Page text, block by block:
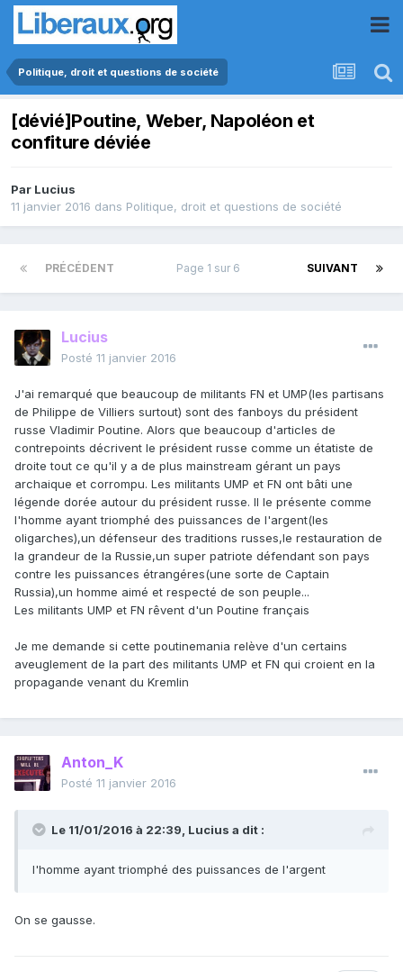
Politique, droit et questions de société
[dévié]Poutine, Weber, Napoléon et
confiture déviée
Par Lucius
11 janvier 2016 dans Politique, droit et questions de société
PRÉCÉDENT SUIVANT
Page 1 sur 6
Lucius
Posté 11 janvier 2016
J'ai remarqué que beaucoup de militants FN et UMP(les partisans
de Philippe de Villiers surtout) sont des fanboys du président
russe Vladimir Poutine. Alors que beaucoup d'articles de
contrepoints décrivent le président russe comme un étatiste de
droite tout ce qu'il y a de plus mainstream gérant un pays
archaique et corrompu. Les militants UMP et FN ont bâti une
légende dorée autour du président russe. Il le présente comme
l'homme ayant triomphé des puissances de l'argent(les
oligarches),un défenseur des traditions russes,le restauration de
la grandeur de la Russie,un super patriote défendant son pays
contre les puissances étrangéres(une sorte de Captain
Russia),un homme aimé et respecté de son peuple...
Les militants UMP et FN rêvent d'un Poutine français
Je me demande si cette poutinemania relève d'un certains
aveuglement de la part des militants UMP et FN qui croient en la
propagande venant du Kremlin
Anton_K
Posté 11 janvier 2016
Le 11/01/2016 à 22:39, Lucius a dit :
l'homme ayant triomphé des puissances de l'argent
On se gausse.